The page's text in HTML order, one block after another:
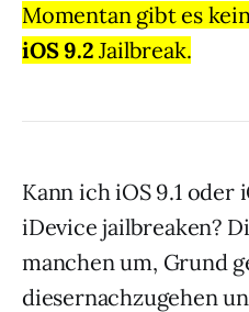
Momentan gibt es
iOS 9.2 Jailbreak.
Kann ich iOS 9.1 oder
iDevice jailbreaken?
manchen um, Grund
diesernachzugehen